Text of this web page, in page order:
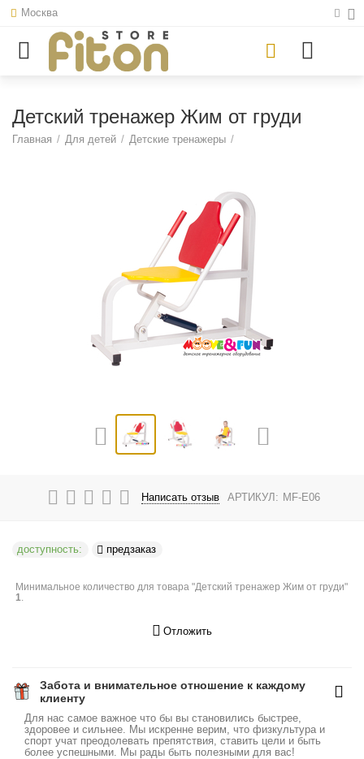
Москва
Детский тренажер Жим от груди
Главная / Для детей / Детские тренажеры /
Написать отзыв АРТИКУЛ: MF-E06
доступность: предзаказ
Минимальное количество для товара "Детский тренажер Жим от груди"
1.
Отложить
Забота и внимательное отношение к каждому
клиенту
Для нас самое важное что бы вы становились быстрее,
здоровее и сильнее. Мы искренне верим, что физкультура и
спорт учат преодолевать препятствия, ставить цели и быть
более успешными. Мы рады быть полезными для вас!